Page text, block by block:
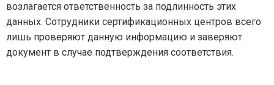
возлагается ответственность за подлинность этих
данных. Сотрудники сертификационных центров всего
лишь проверяют данную информацию и заверяют
документ в случае подтверждения соответствия.